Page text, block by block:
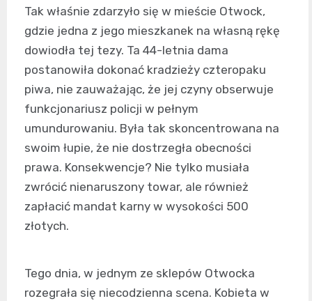
Tak właśnie zdarzyło się w mieście Otwock,
gdzie jedna z jego mieszkanek na własną rękę
dowiodła tej tezy. Ta 44-letnia dama
postanowiła dokonać kradzieży czteropaku
piwa, nie zauważając, że jej czyny obserwuje
funkcjonariusz policji w pełnym
umundurowaniu. Była tak skoncentrowana na
swoim łupie, że nie dostrzegła obecności
prawa. Konsekwencje? Nie tylko musiała
zwrócić nienaruszony towar, ale również
zapłacić mandat karny w wysokości 500
złotych.
Tego dnia, w jednym ze sklepów Otwocka
rozegrała się niecodzienna scena. Kobieta w